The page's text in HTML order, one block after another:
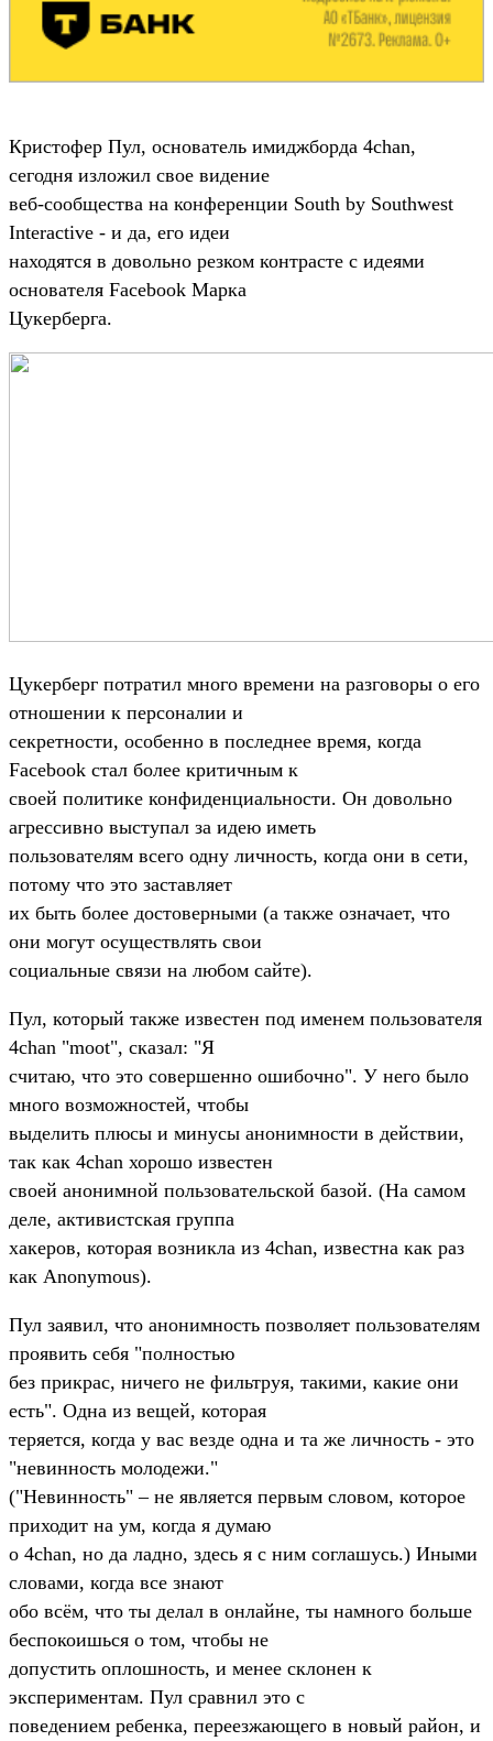
Кристофер Пул, основатель имиджборда 4chan,
сегодня изложил свое видение
веб-сообщества на конференции South by Southwest
Interactive - и да, его идеи
находятся в довольно резком контрасте с идеями
основателя Facebook Марка
Цукерберга.
Цукерберг потратил много времени на разговоры о его
отношении к персоналии и
секретности, особенно в последнее время, когда
Facebook стал более критичным к
своей политике конфиденциальности. Он довольно
агрессивно выступал за идею иметь
пользователям всего одну личность, когда они в сети,
потому что это заставляет
их быть более достоверными (а также означает, что
они могут осуществлять свои
социальные связи на любом сайте).
Пул, который также известен под именем пользователя
4chan "moot", сказал: "Я
считаю, что это совершенно ошибочно". У него было
много возможностей, чтобы
выделить плюсы и минусы анонимности в действии,
так как 4chan хорошо известен
своей анонимной пользовательской базой. (На самом
деле, активистская группа
хакеров, которая возникла из 4chan, известна как раз
как Anonymous).
Пул заявил, что анонимность позволяет пользователям
проявить себя "полностью
без прикрас, ничего не фильтруя, такими, какие они
есть". Одна из вещей, которая
теряется, когда у вас везде одна и та же личность - это
"невинность молодежи."
("Невинность" – не является первым словом, которое
приходит на ум, когда я думаю
о 4chan, но да ладно, здесь я с ним соглашусь.) Иными
словами, когда все знают
обо всём, что ты делал в онлайне, ты намного больше
беспокоишься о том, чтобы не
допустить оплошность, и менее склонен к
экспериментам. Пул сравнил это с
поведением ребенка, переезжающего в новый район, и